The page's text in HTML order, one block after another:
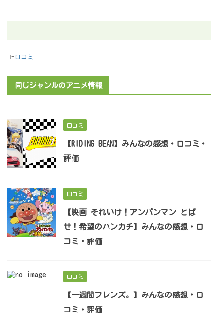
- 口コミ
同じジャンルのアニメ情報
口コミ
【RIDING BEAN】みんなの感想・口コミ・
評価
口コミ
【映画 それいけ！アンパンマン とば
せ！希望のハンカチ】みんなの感想・口
コミ・評価
口コミ
【一週間フレンズ。】みんなの感想・口
コミ・評価